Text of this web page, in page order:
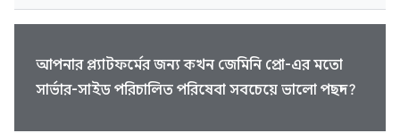
আপনার প্ল্যাটফর্মের জন্য কখন জেমিনি প্রো-এর মতো
সার্ভার-সাইড পরিচালিত পরিষেবা সবচেয়ে ভালো পছন্দ?